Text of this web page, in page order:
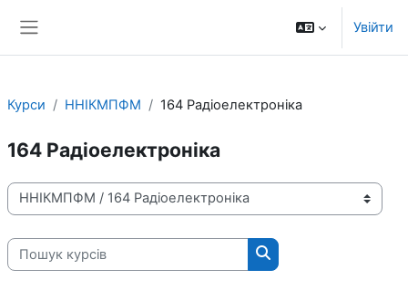
Увійти
Курси ННІКМПФМ 164 Радіоелектроніка
164 Радіоелектроніка
Категорії курсів
Пошук курсів
Пошук курсів